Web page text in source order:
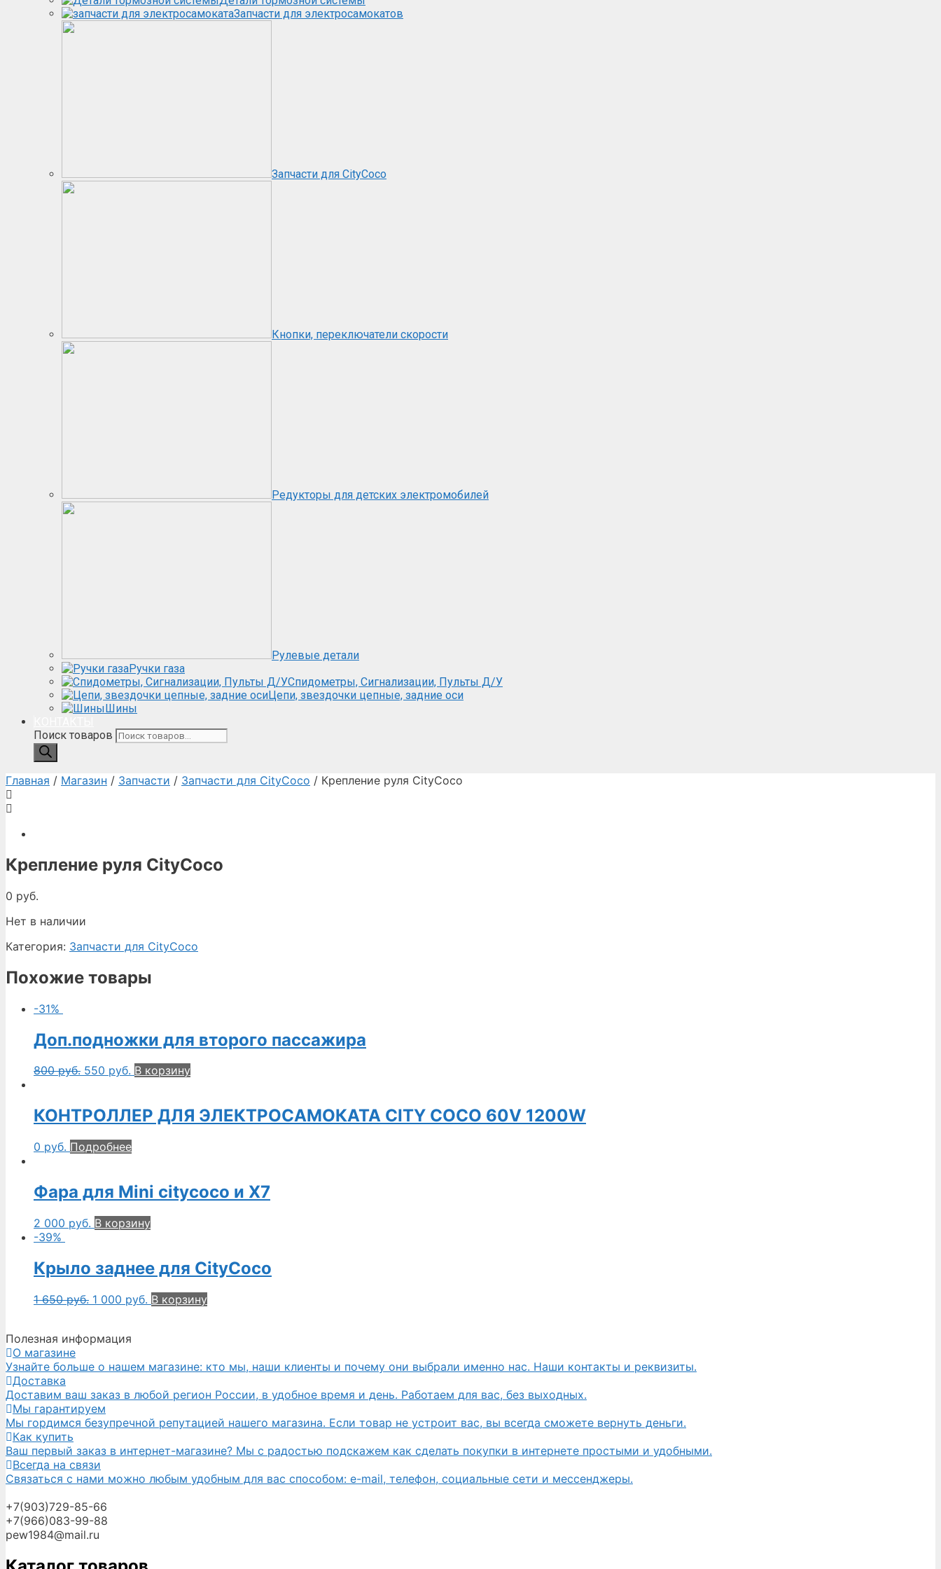
Запчасти для электросамокатов
Запчасти для CityCoco
Кнопки, переключатели скорости
Редукторы для детских электромобилей
Рулевые детали
Ручки газа
Спидометры, Сигнализации, Пульты Д/У
Цепи, звездочки цепные, задние оси
Шины
Поиск товаров
Главная / Магазин / Запчасти / Запчасти для CityCoco / Крепление руля CityCoco
Крепление руля CityCoco
0 руб.
Нет в наличии
Категория: Запчасти для CityCoco
Похожие товары
-31%
Доп.подножки для второго пассажира
800руб. 550 руб. В корзину
КОНТРОЛЛЕР ДЛЯ ЭЛЕКТРОСАМОКАТА CITY COCO 60V 1200W
0 руб. Подробнее
Фара для Mini citycoco и X7
2 000 руб. В корзину
-39%
Крыло заднее для CityCoco
1 650руб. 1 000 руб. В корзину
Полезная информация
О магазине
Узнайте больше о нашем магазине: кто мы, наши клиенты и почему они выбрали именно нас. Наши контакты и реквизиты.
Доставка
Доставим ваш заказ в любой регион России, в удобное время и день. Работаем для вас, без выходных.
Мы гарантируем
Мы гордимся безупречной репутацией нашего магазина. Если товар не устроит вас, вы всегда сможете вернуть деньги.
Как купить
Ваш первый заказ в интернет-магазине? Мы с радостью подскажем как сделать покупки в интернете простыми и удобными.
Всегда на связи
Связаться с нами можно любым удобным для вас способом: e-mail, телефон, социальные сети и мессенджеры.
+7(903)729-85-66
+7(966)083-99-88
pew1984@mail.ru